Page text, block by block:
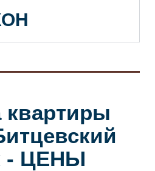
квартиры
- ЦЕНЫ